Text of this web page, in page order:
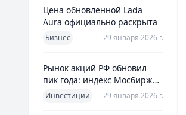
Цена обновлённой Lada
Aura официально раскрыта
Бизнес 29 января 2026 г.
Рынок акций РФ обновил
пик года: индекс Мосбиржи
на новом максимуме 2026-го
Инвестиции 29 января 2026 г.